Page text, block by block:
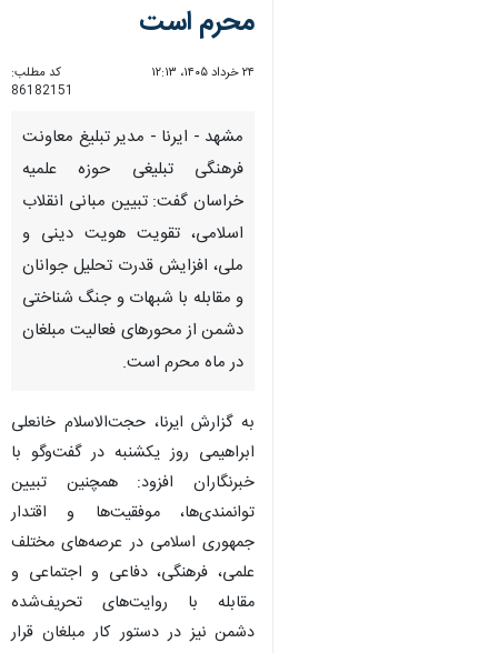
محرم است
۲۴ خرداد ۱۴۰۵، ۱۲:۱۳
کد مطلب:
86182151
مشهد - ایرنا - مدیر تبلیغ معاونت
فرهنگی تبلیغی حوزه علمیه
خراسان گفت: تبیین مبانی انقلاب
اسلامی، تقویت هویت دینی و
ملی، افزایش قدرت تحلیل جوانان
و مقابله با شبهات و جنگ شناختی
دشمن از محورهای فعالیت مبلغان
در ماه محرم است.
به گزارش ایرنا، حجت‌الاسلام خانعلی
ابراهیمی روز یکشنبه در گفت‌وگو با
خبرنگاران افزود: همچنین تبیین
توانمندی‌ها، موفقیت‌ها و اقتدار
جمهوری اسلامی در عرصه‌های مختلف
علمی، فرهنگی، دفاعی و اجتماعی و
مقابله با روایت‌های تحریف‌شده
دشمن نیز در دستور کار مبلغان قرار